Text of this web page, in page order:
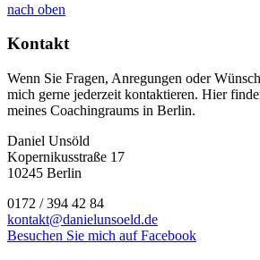
nach oben
Kontakt
Wenn Sie Fragen, Anregungen oder
mich gerne jederzeit kontaktieren. Hier
meines Coachingraums in Berlin.
Daniel Unsöld
Kopernikusstraße 17
10245 Berlin
0172 / 394 42 84
kontakt@danielunsoeld.de
Besuchen Sie mich auf Facebook